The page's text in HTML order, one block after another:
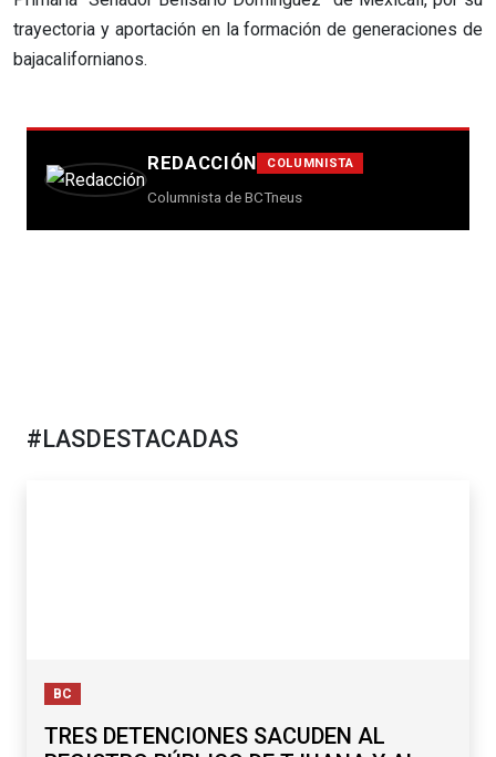
trayectoria y aportación en la formación de generaciones de
bajacalifornianos.
REDACCIÓN COLUMNISTA
Columnista de BCTneus
#LASDESTACADAS
BC
TRES DETENCIONES SACUDEN AL